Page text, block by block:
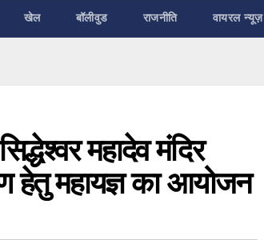
खेल बॉलीवुड राजनीति वायरल न्यूज़
महादेव मंदिर
हेतु महायज्ञ का आयोजन